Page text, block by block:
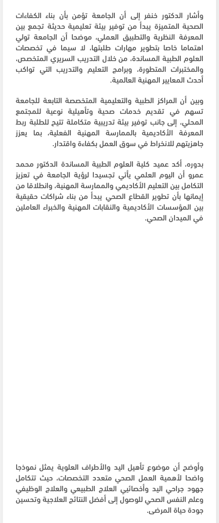
وأشار الدكتور خنفر إلى أن الجامعة تؤمن بأن بناء الكفاءات
الصحية المتميزة يبدأ من توفير بيئة تعليمية حديثة تجمع بين
المعرفة النظرية والتطبيق العملي، موضحا أن الجامعة تولي
اهتماما خاصا بتطوير مهارات طلبتها، لا سيما في تخصصات
العلوم الطبية المساندة، من خلال التدريب السريري المتخصص،
والمختبرات المتطورة، وبرامج التعليم والتدريب التي تواكب
أحدث المعايير المهنية العالمية.
وبين أن المراكز الطبية والتعليمية المتخصصة التابعة للجامعة
تسهم في تقديم خدمات صحية وتأهيلية نوعية للمجتمع
المحلي، إلى جانب توفير بيئة تدريبية متكاملة تتيح للطلبة ربط
المعرفة الأكاديمية بالممارسة المهنية الفعلية، بما يعزز
جاهزيتهم للانخراط في سوق العمل بكفاءة واقتدار.
بدوره، أكد عميد كلية العلوم الطبية المساندة الدكتور محمد
عمرو أن اليوم العلمي يأتي تجسيدا لرؤية الجامعة في تعزيز
التكامل بين التعليم الأكاديمي والممارسة المهنية، وانطلاقا من
إيمانها بأن تطوير القطاع الصحي يبدأ من بناء شراكات حقيقية
بين المؤسسات الأكاديمية والنقابات المهنية والخبراء العاملين
في الميدان الصحي.
وأوضح أن موضوع تأهيل اليد والأطراف العلوية يمثل نموذجا
واضحا لأهمية العمل الصحي متعدد التخصصات، حيث تتكامل
جهود جراحي اليد وأخصائيي العلاج الطبيعي والعلاج الوظيفي
وعلم النفس الصحي للوصول إلى أفضل النتائج العلاجية وتحسين
جودة حياة المرضى.